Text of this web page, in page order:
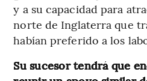
y a su capacidad para
norte de Inglaterra que
habían preferido a los
Su sucesor tendrá que